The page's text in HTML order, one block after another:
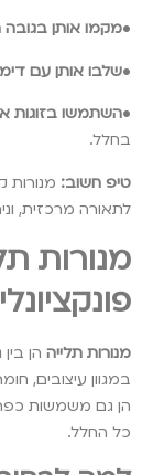
•מקמו אותן בגובה
•שלבו אותן עם
•השתמשו בזוגות
בחלל.
טיפ חשוב: מנורות
לתאורה מרכזית,
מנורות
מנורות תלייה הן
במגוון עיצובים,
הן גם משמשות
כל החלל.